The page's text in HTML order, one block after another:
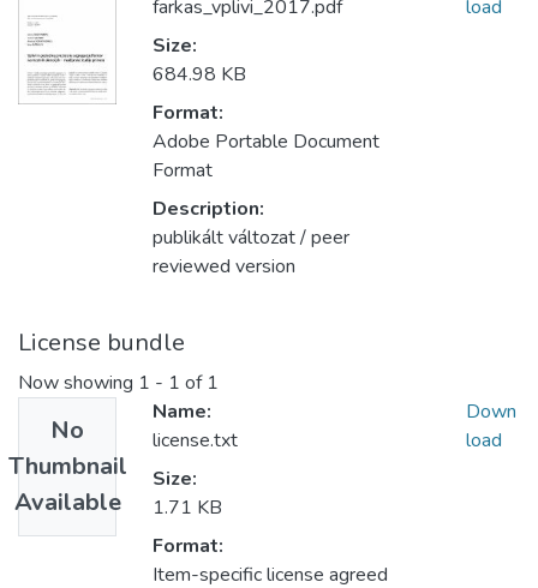
farkas_vplivi_2017.pdf
Size:
684.98 KB
Format:
Adobe Portable Document
Format
Description:
publikált változat / peer
reviewed version
load
License bundle
Now showing 1 - 1 of 1
No
Thumbnail
Available
Name:
license.txt
Size:
1.71 KB
Format:
Item-specific license agreed
Down
load